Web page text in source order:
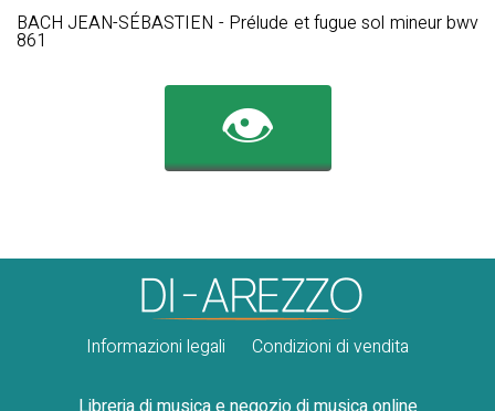
BACH JEAN-SÉBASTIEN - Prélude et fugue sol mineur bwv
861
👁️
Informazioni legali Condizioni di vendita